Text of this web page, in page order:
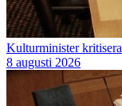
Kulturminister
8 augusti 2026